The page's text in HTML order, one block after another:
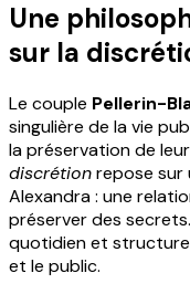
Une
sur la
Le couple Pellerin-
singulière de la vie
la préservation de
discrétionrepose sur
Alexandra : une
préserver des
quotidien et
et le public.